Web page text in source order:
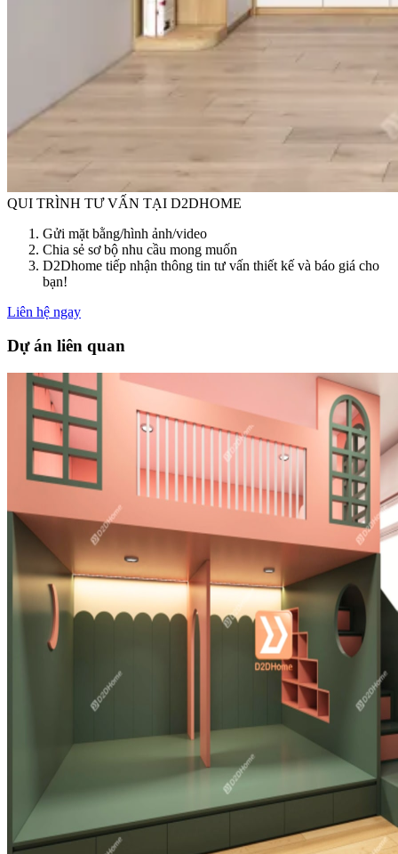
QUI TRÌNH TƯ VẤN TẠI D2DHOME
Gửi mặt bằng/hình ảnh/video
Chia sẻ sơ bộ nhu cầu mong muốn
D2Dhome tiếp nhận thông tin tư vấn thiết kế và báo giá cho
bạn!
Liên hệ ngay
Dự án liên quan